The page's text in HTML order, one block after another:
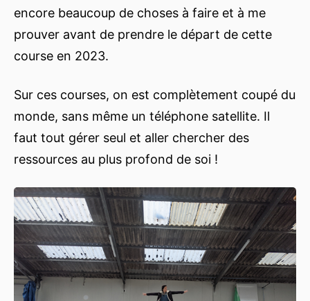
encore beaucoup de choses à faire et à me
prouver avant de prendre le départ de cette
course en 2023.
Sur ces courses, on est complètement coupé du
monde, sans même un téléphone satellite. Il
faut tout gérer seul et aller chercher des
ressources au plus profond de soi !